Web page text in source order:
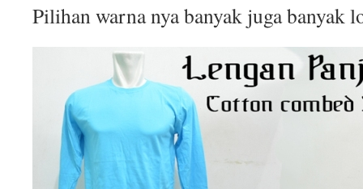
Pilihan warna nya banyak juga banyak